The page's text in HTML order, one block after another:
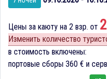
Цены за каюту на 2 взр. от
Изменить количество
в стоимость включены:
портовые сборы 360 € и